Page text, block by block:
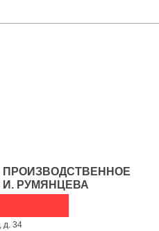
РУМЯНЦЕВА
д. 34